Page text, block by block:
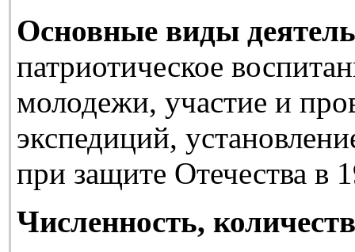
Основные виды
патриотическое
молодежи, участие и
экспедиций,
при защите Отечества в
Численность,